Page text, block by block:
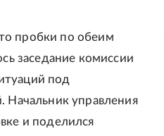
пробки по обеим
заседание комиссии
под
Начальник управления
и поделился